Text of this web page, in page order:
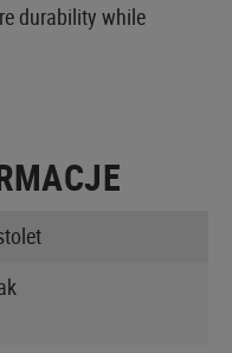
durability while